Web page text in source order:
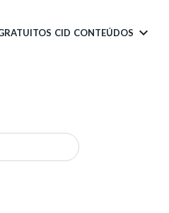
CID CONTEÚDOS